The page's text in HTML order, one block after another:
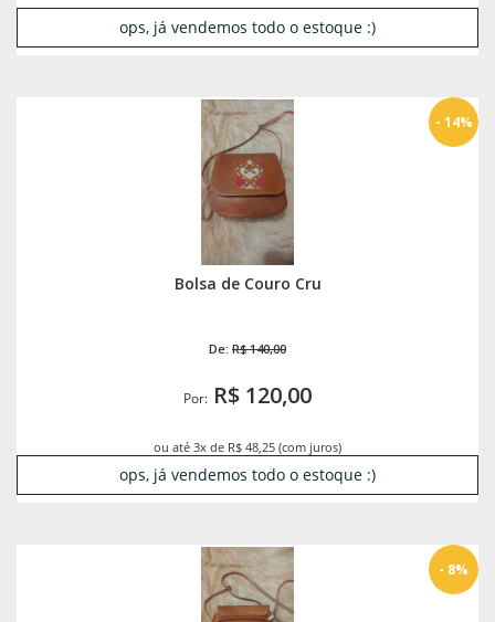
ops, já vendemos todo o estoque :)
Bolsa de Couro Cru
De: R$ 140,00
Por: R$ 120,00
- 14%
ou até 3x de R$ 48,25 (com juros)
ops, já vendemos todo o estoque :)
- 8%